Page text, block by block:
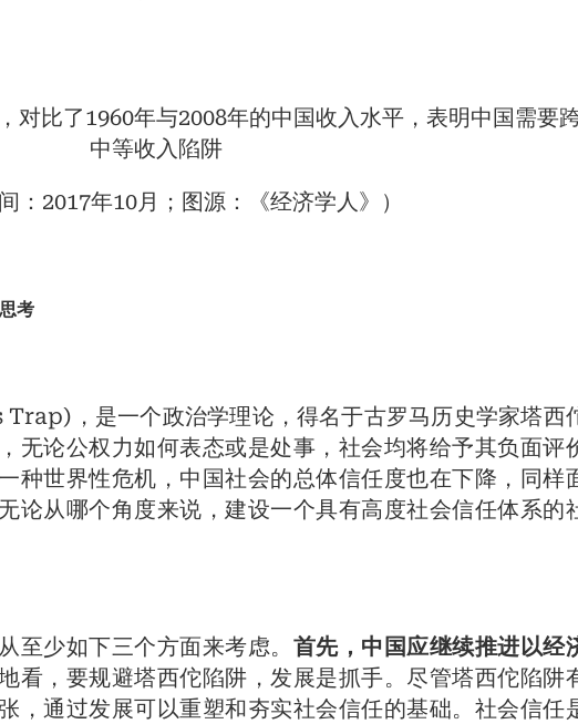
对比了1960年与2008年的中国收入水平，表明中国需要
中等收入陷阱
间：2017年10月；图源：《经济学人》）
考
，是一个政治学理论，得名于古罗马历史学家塔西
无论公权力如何表态或是处事，社会均将给予其负面评
种世界性危机，中国社会的总体信任度也在下降，同样
论从哪个角度来说，建设一个具有高度社会信任体系的
至少如下三个方面来考虑。 首先，中国应继续推进以经
看，要规避塔西佗陷阱，发展是抓手。尽管塔西佗陷阱
，通过发展可以重塑和夯实社会信任的基础。社会信任